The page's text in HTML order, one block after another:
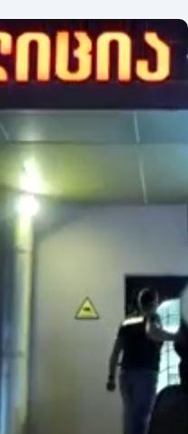
საიმედოობასთან
აქტუალურია.